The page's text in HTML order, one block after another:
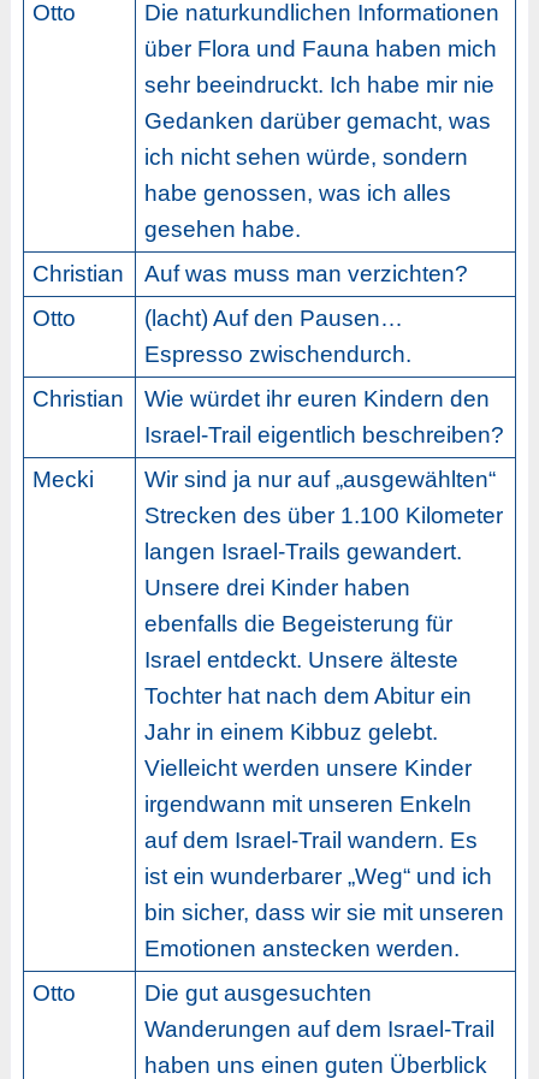
Otto
Die naturkundlichen Informationen
über Flora und Fauna haben mich
sehr beeindruckt. Ich habe mir nie
Gedanken darüber gemacht, was
ich nicht sehen würde, sondern
habe genossen, was ich alles
gesehen habe.
Christian
Auf was muss man verzichten?
Otto
(lacht) Auf den Pausen…
Espresso zwischendurch.
Christian
Wie würdet ihr euren Kindern den
Israel-Trail eigentlich beschreiben?
Mecki
Wir sind ja nur auf „ausgewählten“
Strecken des über 1.100 Kilometer
langen Israel-Trails gewandert.
Unsere drei Kinder haben
ebenfalls die Begeisterung für
Israel entdeckt. Unsere älteste
Tochter hat nach dem Abitur ein
Jahr in einem Kibbuz gelebt.
Vielleicht werden unsere Kinder
irgendwann mit unseren Enkeln
auf dem Israel-Trail wandern. Es
ist ein wunderbarer „Weg“ und ich
bin sicher, dass wir sie mit unseren
Emotionen anstecken werden.
Otto
Die gut ausgesuchten
Wanderungen auf dem Israel-Trail
haben uns einen guten Überblick